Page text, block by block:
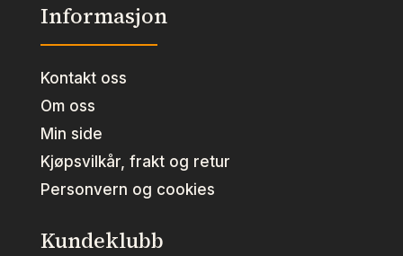
Informasjon
Kontakt oss
Om oss
Min side
Kjøpsvilkår, frakt og retur
Personvern og cookies
Kundeklubb